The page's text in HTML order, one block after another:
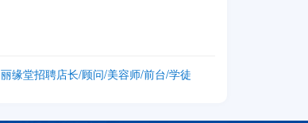
丽缘堂招聘店长/顾问/美容师/前台/学徒